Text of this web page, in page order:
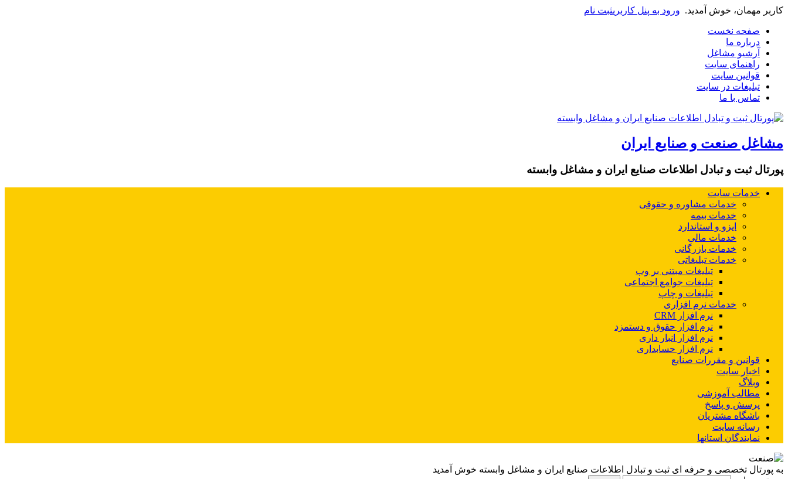
کاربر مهمان، خوش آمدید. ورود به پنل کاربریثبت نام
صفحه نخست
درباره ما
آرشیو مشاغل
راهنمای سایت
قوانین سایت
تبلیغات در سایت
تماس با ما
مشاغل صنعت و صنایع ایران
پورتال ثبت و تبادل اطلاعات صنایع ایران و مشاغل وابسته
خدمات سایت
خدمات مشاوره و حقوقی
خدمات بیمه
ایزو و استاندارد
خدمات مالی
خدمات بازرگانی
خدمات تبلیغاتی
تبلیغات مبتنی بر وب
تبلیغات جوامع اجتماعی
تبلیغات و چاپ
خدمات نرم افزاری
نرم افزار CRM
نرم افزار حقوق و دستمزد
نرم افزار انبار داری
نرم افزار حسابداری
قوانین و مقررات صنایع
اخبار سایت
وبلاگ
مطالب آموزشی
پرسش و پاسخ
باشگاه مشتریان
رسانه سایت
نمایندگان استانها
به پورتال تخصصی و حرفه ای ثبت و تبادل اطلاعات صنایع ایران و مشاغل وابسته خوش آمدید